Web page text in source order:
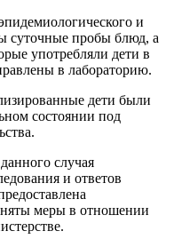
и
суточные пробы блюд, а
употребляли дети в
в лабораторию.
дети были
состоянии под
случая
и ответов
меры в отношении